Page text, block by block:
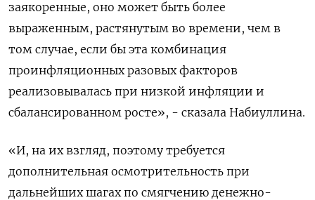
заякоренные, оно может быть более
выраженным, растянутым во времени, чем в
том случае, если бы эта комбинация
проинфляционных разовых факторов
реализовывалась при низкой инфляции и
сбалансированном росте», - сказала Набиуллина.
«И, на их взгляд, поэтому требуется
дополнительная осмотрительность при
дальнейших шагах по смягчению денежно-